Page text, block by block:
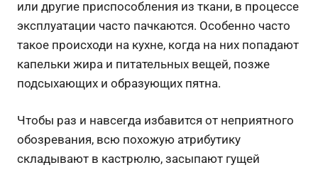
или другие приспособления из ткани, в процессе
эксплуатации часто пачкаются. Особенно часто
такое происходи на кухне, когда на них попадают
капельки жира и питательных вещей, позже
подсыхающих и образующих пятна.
Чтобы раз и навсегда избавится от неприятного
обозревания, всю похожую атрибутику
складывают в кастрюлю, засыпают гущей